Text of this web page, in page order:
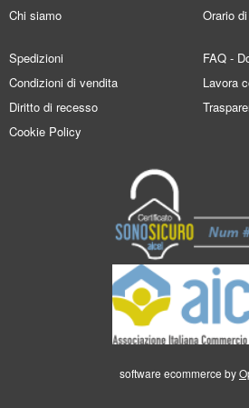
Chi siamo
Orario
Spedizioni
Condizioni di vendita
Diritto di recesso
Cookie Policy
FAQ -
Lavora
software ecommerce by